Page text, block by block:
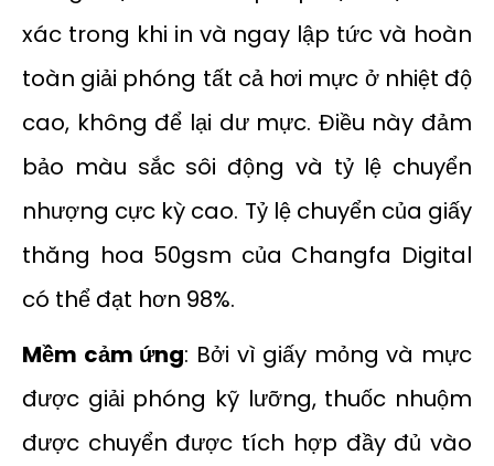
xác trong khi in và ngay lập tức và hoàn
toàn giải phóng tất cả hơi mực ở nhiệt độ
cao, không để lại dư mực. Điều này đảm
bảo màu sắc sôi động và tỷ lệ chuyển
nhượng cực kỳ cao. Tỷ lệ chuyển của giấy
thăng hoa 50gsm của Changfa Digital
có thể đạt hơn 98%.
Mềm cảm ứng: Bởi vì giấy mỏng và mực
được giải phóng kỹ lưỡng, thuốc nhuộm
được chuyển được tích hợp đầy đủ vào